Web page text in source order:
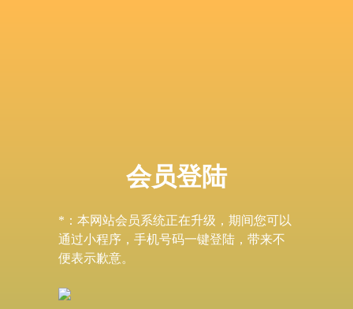
会员登陆
*：本网站会员系统正在升级，期间您可以
通过小程序，手机号码一键登陆，带来不
便表示歉意。